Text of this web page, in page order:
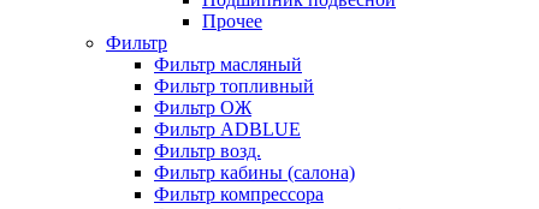
Прочее
Фильтр
Фильтр масляный
Фильтр топливный
Фильтр ОЖ
Фильтр ADBLUE
Фильтр возд.
Фильтр кабины (салона)
Фильтр компрессора